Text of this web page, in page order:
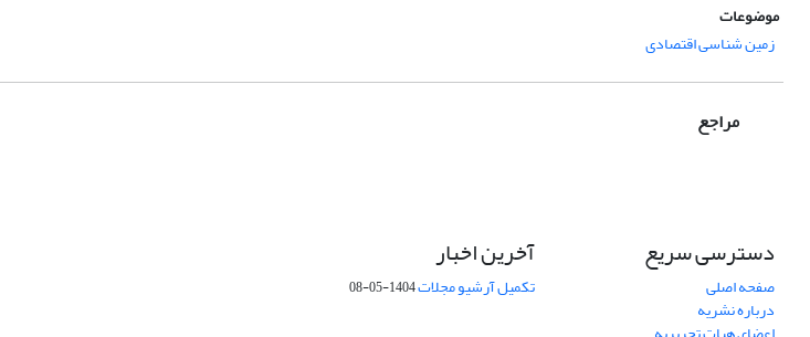
موضوعات
زمین شناسی اقتصادی
مراجع
دسترسی سریع
صفحه اصلی
درباره نشریه
آخرین اخبار
تکمیل آرشیو مجلات1404-05-08